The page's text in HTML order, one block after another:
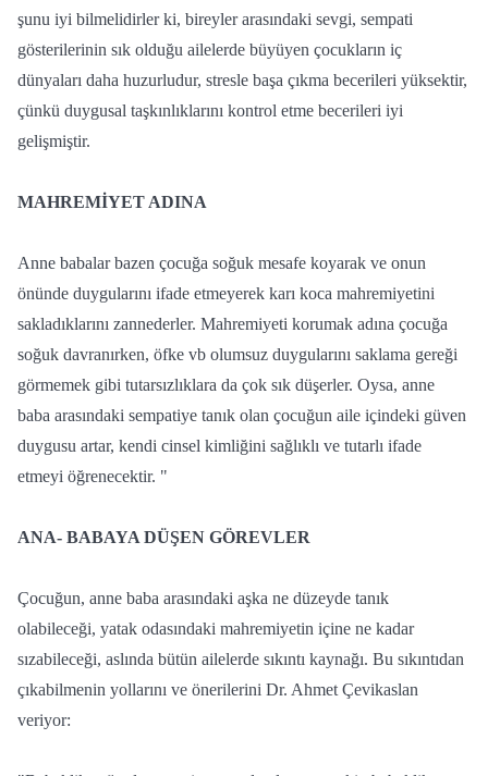
şunu iyi bilmelidirler ki, bireyler arasındaki sevgi, sempati
gösterilerinin sık olduğu ailelerde büyüyen çocukların iç
dünyaları daha huzurludur, stresle başa çıkma becerileri yüksektir,
çünkü duygusal taşkınlıklarını kontrol etme becerileri iyi
gelişmiştir.
MAHREMİYET ADINA
Anne babalar bazen çocuğa soğuk mesafe koyarak ve onun
önünde duygularını ifade etmeyerek karı koca mahremiyetini
sakladıklarını zannederler. Mahremiyeti korumak adına çocuğa
soğuk davranırken, öfke vb olumsuz duygularını saklama gereği
görmemek gibi tutarsızlıklara da çok sık düşerler. Oysa, anne
baba arasındaki sempatiye tanık olan çocuğun aile içindeki güven
duygusu artar, kendi cinsel kimliğini sağlıklı ve tutarlı ifade
etmeyi öğrenecektir. "
ANA- BABAYA DÜŞEN GÖREVLER
Çocuğun, anne baba arasındaki aşka ne düzeyde tanık
olabileceği, yatak odasındaki mahremiyetin içine ne kadar
sızabileceği, aslında bütün ailelerde sıkıntı kaynağı. Bu sıkıntıdan
çıkabilmenin yollarını ve önerilerini Dr. Ahmet Çevikaslan
veriyor: